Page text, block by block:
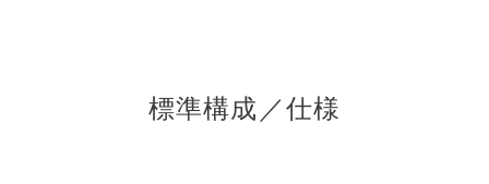
標準構成／仕様